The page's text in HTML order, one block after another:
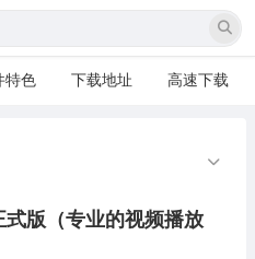
特色 下载地址 高速下载
版（专业的视频播放